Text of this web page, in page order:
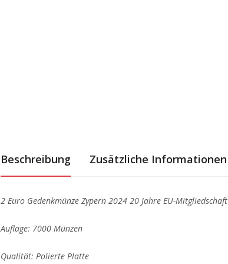
Beschreibung Zusätzliche Informationen
2 Euro Gedenkmünze Zypern 2024 20 Jahre EU-Mitgliedschaft
Auflage: 7000 Münzen
Qualität: Polierte Platte